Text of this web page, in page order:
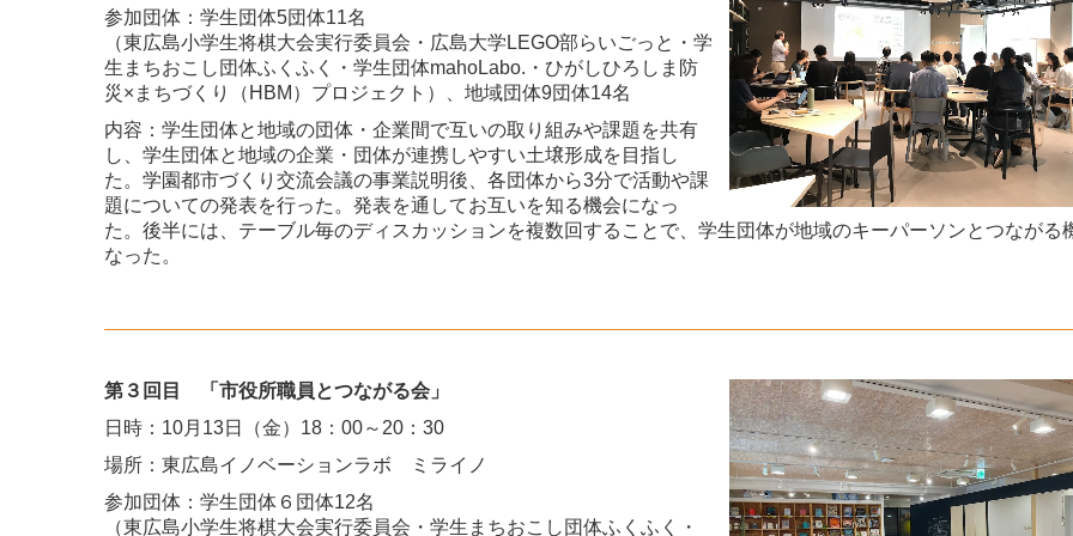
参加団体：学生団体5団体11名
（東広島小学生将棋大会実行委員会・広島大学LEGO部らいごっと・学
生まちおこし団体ふくふく・学生団体mahoLabo.・ひがしひろしま防
災×まちづくり（HBM）プロジェクト）、地域団体9団体14名
内容：学生団体と地域の団体・企業間で互いの取り組みや課題を共有
し、学生団体と地域の企業・団体が連携しやすい土壌形成を目指し
た。学園都市づくり交流会議の事業説明後、各団体から3分で活動や課
題についての発表を行った。発表を通してお互いを知る機会になっ
た。後半には、テーブル毎のディスカッションを複数回することで、学生団体が地域のキーパーソンとつながる
なった。
第３回目 「市役所職員とつながる会」
日時：10月13日（金）18：00～20：30
場所：東広島イノベーションラボ ミライノ
参加団体：学生団体６団体12名
（東広島小学生将棋大会実行委員会・学生まちおこし団体ふくふく・